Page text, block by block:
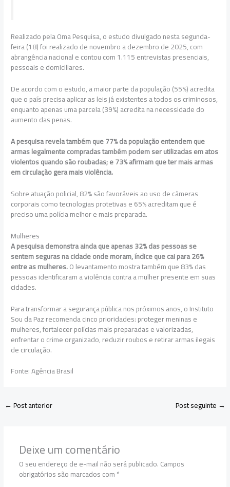
Realizado pela Oma Pesquisa, o estudo divulgado nesta segunda-
feira (18) foi realizado de novembro a dezembro de 2025, com
abrangência nacional e contou com 1.115 entrevistas presenciais,
pessoais e domiciliares.
De acordo com o estudo, a maior parte da população (55%) acredita
que o país precisa aplicar as leis já existentes a todos os criminosos,
enquanto apenas uma parcela (39%) acredita na necessidade do
aumento das penas.
A pesquisa revela também que 77% da população entendem que
armas legalmente compradas também podem ser utilizadas em atos
violentos quando são roubadas; e 73% afirmam que ter mais armas
em circulação gera mais violência.
Sobre atuação policial, 82% são favoráveis ao uso de câmeras
corporais como tecnologias protetivas e 65% acreditam que é
preciso uma polícia melhor e mais preparada.
Mulheres
A pesquisa demonstra ainda que apenas 32% das pessoas se
sentem seguras na cidade onde moram, índice que cai para 26%
entre as mulheres.O levantamento mostra também que 83% das
pessoas identificaram a violência contra a mulher presente em suas
cidades.
Para transformar a segurança pública nos próximos anos, o Instituto
Sou da Paz recomenda cinco prioridades: proteger meninas e
mulheres, fortalecer polícias mais preparadas e valorizadas,
enfrentar o crime organizado, reduzir roubos e retirar armas ilegais
de circulação.
Fonte: Agência Brasil
←Post anterior Post seguinte →
Deixe um comentário
O seu endereço de e-mail não será publicado.Campos
obrigatórios são marcados com*